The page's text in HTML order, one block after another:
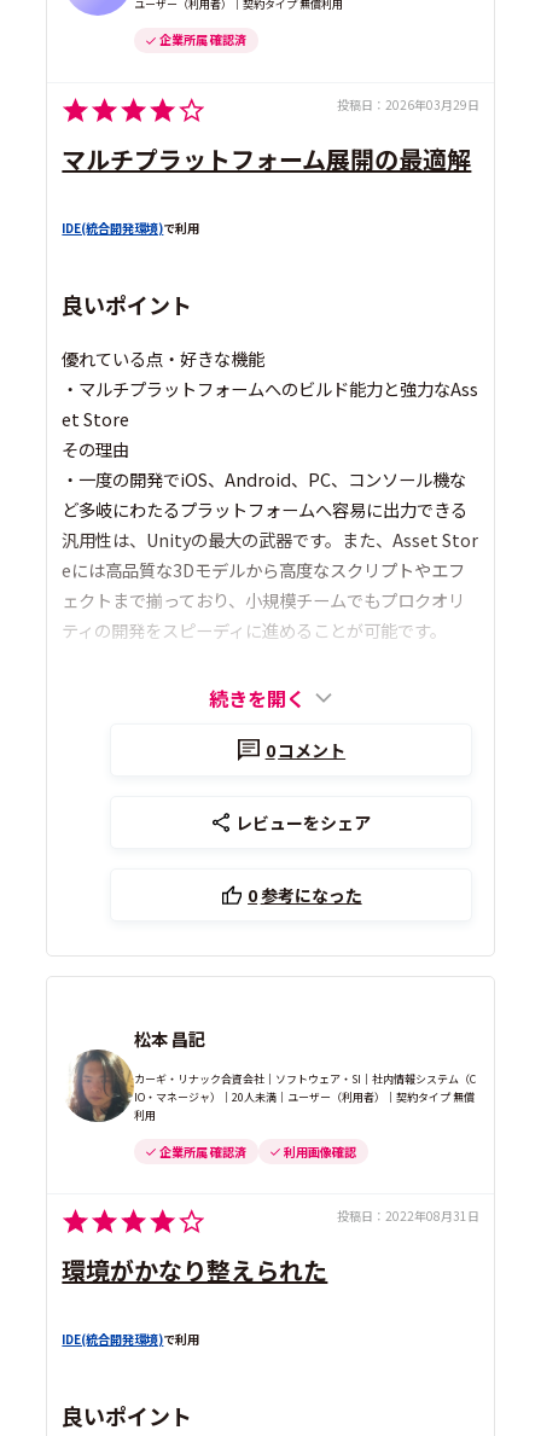
ユーザー（利用者）｜契約タイプ 無償利用
企業所属 確認済
投稿日： 2026年03月29日
マルチプラットフォーム展開の最適解
IDE(統合開発環境)で利用
良いポイント
優れている点・好きな機能
・マルチプラットフォームへのビルド能力と強力なAss
et Store
その理由
・一度の開発でiOS、Android、PC、コンソール機な
ど多岐にわたるプラットフォームへ容易に出力できる
汎用性は、Unityの最大の武器です。また、Asset Stor
eには高品質な3Dモデルから高度なスクリプトやエフ
ェクトまで揃っており、小規模チームでもプロクオリ
ティの開発をスピーディに進めることが可能です。
続きを開く
0コメント
レビューをシェア
0参考になった
松本 昌記
カーギ・リナック合資会社｜ソフトウェア・SI｜社内情報システム（C
IO・マネージャ）｜20人未満｜ユーザー（利用者）｜契約タイプ 無償
利用
企業所属 確認済 利用画像確認
投稿日： 2022年08月31日
環境がかなり整えられた
IDE(統合開発環境)で利用
良いポイント